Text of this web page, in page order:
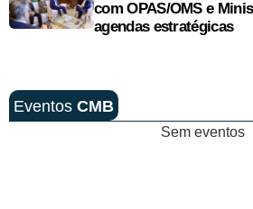
com OPAS/OMS e
agendas estratégicas
Eventos CMB
Sem eventos